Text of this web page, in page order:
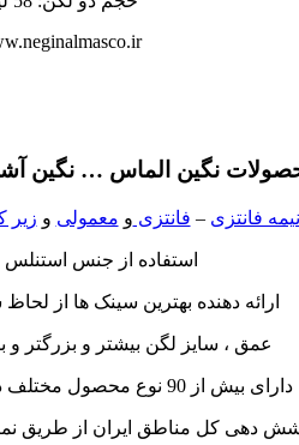
نگین الماس … نگین
نیمه فانتزی – فانتزی و معمولی و زیر
استفاده از جنس استنلس
ارائه دهنده بهترین سینک ها از
عمق ، سایز لگن بیشتر و بزرگتر و
دارای بیش از 90 نوع محصول مختلف در انواع ابعاد و نمونه ها
دهی کل مناطق ایران از طریق